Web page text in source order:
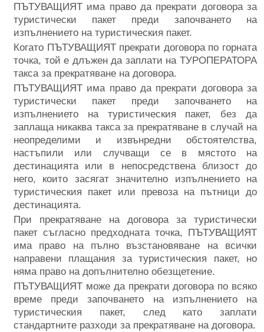
ПЪТУВАЩИЯТ има право да прекрати договора за
туристически пакет преди започването на
изпълнението на туристическия пакет.
Когато ПЪТУВАЩИЯТ прекрати договора по горната
точка, той е длъжен да заплати на ТУРОПЕРАТОРА
такса за прекратяване на договора.
ПЪТУВАЩИЯТ има право да прекрати договора за
туристически пакет преди започването на
изпълнението на туристическия пакет, без да
заплаща никаква такса за прекратяване в случай на
неопределими и извънредни обстоятелства,
настъпили или случващи се в мястото на
дестинацията или в непосредствена близост до
него, които засягат значително изпълнението на
туристическия пакет или превоза на пътници до
дестинацията.
При прекратяване на договора за туристически
пакет съгласно предходната точка, ПЪТУВАЩИЯТ
има право на пълно възстановяване на всички
направени плащания за туристическия пакет, но
няма право на допълнително обезщетение.
ПЪТУВАЩИЯТ може да прекрати договора по всяко
време преди започването на изпълнението на
туристическия пакет, след като заплати
стандартните разходи за прекратяване на договора.